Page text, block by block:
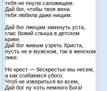
тебя не пнула сапожищем.
Дай бог, чтобы твоя жена
тебя любила даже нищим.
Дай бог лжецам замкнуть уста,
глас божий слыша в детском
крике.
Дай бог живым узреть Христа,
пусть не в мужском, так в женском
лике.
Не крест — бескрестье мы несем,
а как сгибаемся убого.
Чтоб не извериться во всем,
Дай бог ну хоть немного Бога!